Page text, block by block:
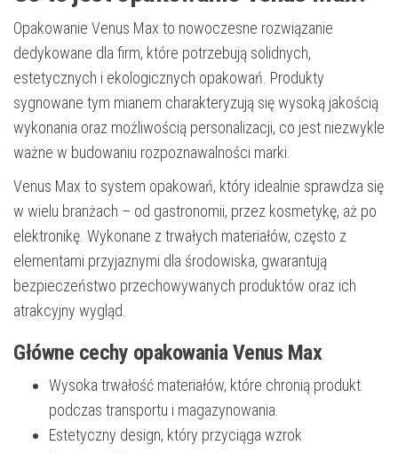
Opakowanie Venus Max to nowoczesne rozwiązanie
dedykowane dla firm, które potrzebują solidnych,
estetycznych i ekologicznych opakowań. Produkty
sygnowane tym mianem charakteryzują się wysoką jakością
wykonania oraz możliwością personalizacji, co jest niezwykle
ważne w budowaniu rozpoznawalności marki.
Venus Max to system opakowań, który idealnie sprawdza się
w wielu branżach – od gastronomii, przez kosmetykę, aż po
elektronikę. Wykonane z trwałych materiałów, często z
elementami przyjaznymi dla środowiska, gwarantują
bezpieczeństwo przechowywanych produktów oraz ich
atrakcyjny wygląd.
Główne cechy opakowania Venus Max
Wysoka trwałość materiałów, które chronią produkt
podczas transportu i magazynowania.
Estetyczny design, który przyciąga wzrok